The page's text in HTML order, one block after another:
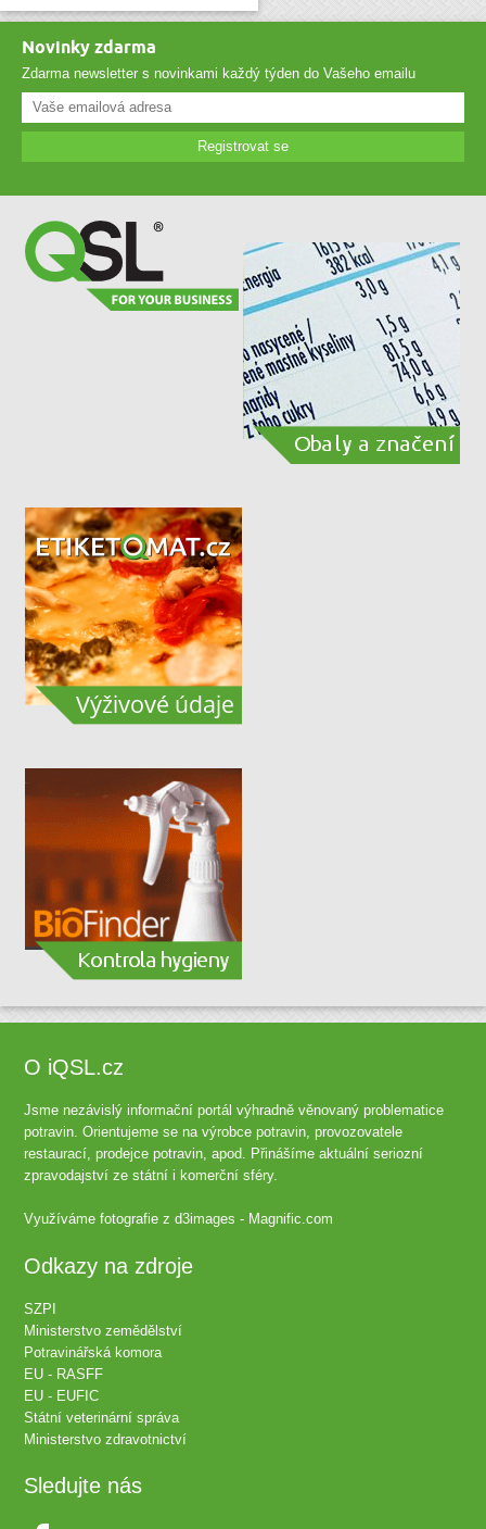
Novinky zdarma
Zdarma newsletter s novinkami každý týden do Vašeho emailu
Registrovat se
O iQSL.cz
Jsme nezávislý informační portál výhradně věnovaný problematice
potravin. Orientujeme se na výrobce potravin, provozovatele
restaurací, prodejce potravin, apod. Přinášíme aktuální seriozní
zpravodajství ze státní i komerční sféry.
Využíváme fotografie zd3images - Magnific.com
Odkazy na zdroje
SZPI
Ministerstvo zemědělství
Potravinářská komora
EU - RASFF
EU - EUFIC
Státní veterinární správa
Ministerstvo zdravotnictví
Sledujte nás